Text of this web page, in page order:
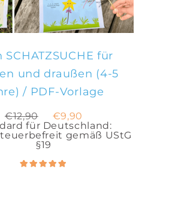
SCHATZSUCHE für
und draußen (4-5
/ PDF-Vorlage
€12,90
Ursprünglicher
Preis
war:
€12,90
€9,90
Preis
ist:
für Deutschland:
gemäß UStG
§19